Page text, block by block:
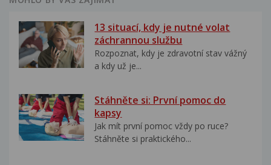
13 situací, kdy je nutné volat
záchrannou službu
Rozpoznat, kdy je zdravotní stav vážný
a kdy už je...
Stáhněte si: První pomoc do
kapsy
Jak mít první pomoc vždy po ruce?
Stáhněte si praktického...